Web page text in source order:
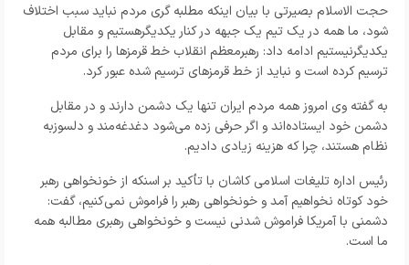
حجت الاسلام بصیرتی با بیان اینکه مطلبه گری مردم نباید سبب اختلاف
شود، ما همه در یک تیم یک جبهه در کنار یکدیگرهستیم و مقابل
یکدیگرنیستیم ادامه داد: رهبرمعظم انقلاب خط قرمز‌ها را برای مردم
ترسیم کرده است و نباید از خط قرمز‌های ترسیم شده عبور کرد.
به گفته وی امروز همه مردم ایران تنها یک دشمن دارند و در مقابل
دشمن خود ایستاده‌اند و اگر حرفی زده می‌شود دغدغه‌مند و دلسوزبه
نظام هستند، چرا که هزینه زیادی دادیم.
رئیس اداره تلیغات اسلامی کاشان با تأکید بر اسنکه از خونخواهی رهبر
خود کوتاه نخواهیم آمد و خونخواهی رهبر را فراموش نمی‌کنیم، گفت:
دشمنی با آمریکا فراموش شدنی نیست و خونخواهی رهبری مطالبه همه
ما است.